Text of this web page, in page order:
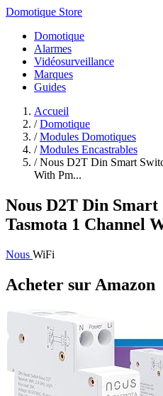
Domotique Store
Domotique
Alarmes
Vidéosurveillance
Marques
Guides
Accueil
/ Domotique
/ Modules Domotiques
/ Modules Encastrables
/ Nous D2T Din Smart
With Pm...
Nous D2T Din
Tasmota 1 Channel
Nous WiFi
Acheter sur Amazon